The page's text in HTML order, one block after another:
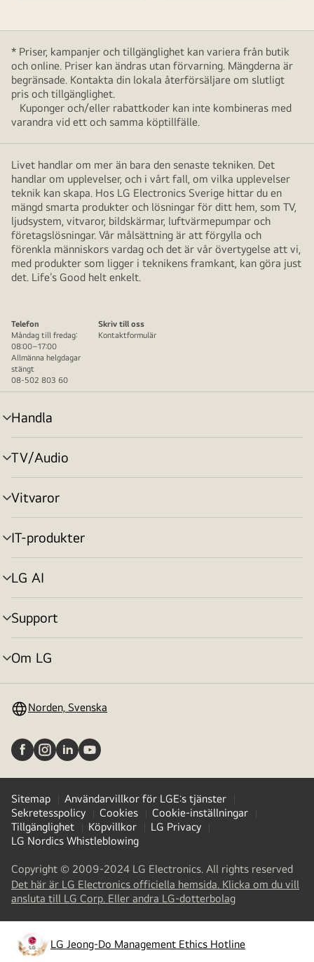
* Priser, kampanjer och tillgänglighet kan variera från butik
och online. Priser kan ändras utan förvarning. Mängderna är
begränsade. Kontakta din lokala återförsäljare om slutligt
pris och tillgänglighet.
Kuponger och/eller rabattkoder kan inte kombineras med
varandra vid ett och samma köptillfälle.
Livet handlar om mer än bara den senaste tekniken. Det
handlar om upplevelser, och i vårt fall, om vilka upplevelser
teknik kan skapa. Hos LG Electronics Sverige hittar du en
mängd smarta produkter och lösningar för ditt hem, som TV,
ljudsystem, vitvaror, bildskärmar, luftvärmepumpar och
företagslösningar. Vår målsättning är att förgylla och
förenkla människors vardag och det är vår övertygelse att vi,
med produkter som ligger i teknikens framkant, kan göra just
det. Life’s Good helt enkelt.
Telefon
Måndag till fredag:
08:00–17:00
Allmänna helgdagar
stängt
08-502 803 60
Skriv till oss
Kontaktformulär
Handla
menyväxling
TV/Audio
menyväxling
Vitvaror
menyväxling
IT-produkter
menyväxling
LG AI
menyväxling
Support
menyväxling
Om LG
menyväxling
Norden, Svenska
Sitemap
Användarvillkor för LGE:s tjänster
Sekretesspolicy
Cookies
Cookie-inställningar
Tillgänglighet
Köpvillkor
LG Privacy
LG Nordics Whistleblowing
Copyright © 2009-2024 LG Electronics. All rights reserved
Det här är LG Electronics officiella hemsida. Klicka om du vill
ansluta till LG Corp. Eller andra LG-dotterbolag(
a
new
tab
LG Jeong-Do Management Ethics Hotline
opens